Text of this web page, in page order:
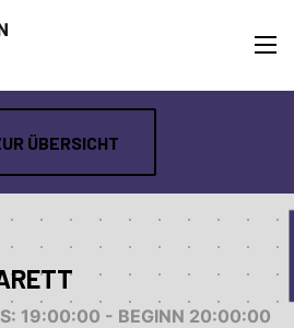
ÜBERSICHT
19:00:00 - BEGINN 20:00:00